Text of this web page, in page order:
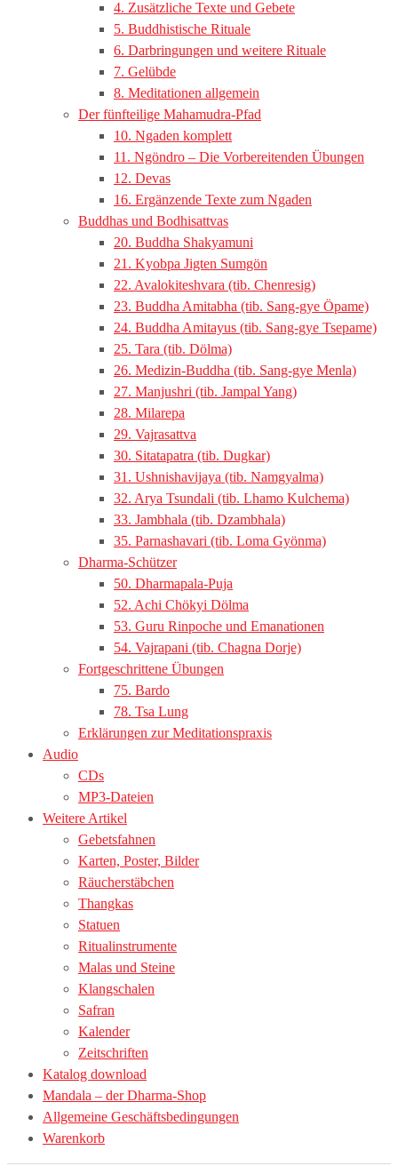
4. Zusätzliche Texte und Gebete
5. Buddhistische Rituale
6. Darbringungen und weitere Rituale
7. Gelübde
8. Meditationen allgemein
Der fünfteilige Mahamudra-Pfad
10. Ngaden komplett
11. Ngöndro – Die Vorbereitenden Übungen
12. Devas
16. Ergänzende Texte zum Ngaden
Buddhas und Bodhisattvas
20. Buddha Shakyamuni
21. Kyobpa Jigten Sumgön
22. Avalokiteshvara (tib. Chenresig)
23. Buddha Amitabha (tib. Sang-gye Öpame)
24. Buddha Amitayus (tib. Sang-gye Tsepame)
25. Tara (tib. Dölma)
26. Medizin-Buddha (tib. Sang-gye Menla)
27. Manjushri (tib. Jampal Yang)
28. Milarepa
29. Vajrasattva
30. Sitatapatra (tib. Dugkar)
31. Ushnishavijaya (tib. Namgyalma)
32. Arya Tsundali (tib. Lhamo Kulchema)
33. Jambhala (tib. Dzambhala)
35. Parnashavari (tib. Loma Gyönma)
Dharma-Schützer
50. Dharmapala-Puja
52. Achi Chökyi Dölma
53. Guru Rinpoche und Emanationen
54. Vajrapani (tib. Chagna Dorje)
Fortgeschrittene Übungen
75. Bardo
78. Tsa Lung
Erklärungen zur Meditationspraxis
Audio
CDs
MP3-Dateien
Weitere Artikel
Gebetsfahnen
Karten, Poster, Bilder
Räucherstäbchen
Thangkas
Statuen
Ritualinstrumente
Malas und Steine
Klangschalen
Safran
Kalender
Zeitschriften
Katalog download
Mandala – der Dharma-Shop
Allgemeine Geschäftsbedingungen
Warenkorb